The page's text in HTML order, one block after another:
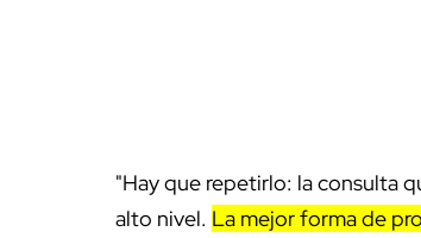
"Hay que repetirlo: la consulta
alto nivel. La mejor forma de